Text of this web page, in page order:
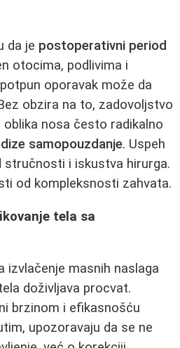
da je postoperativni period
otocima, podlivima i
oporavak može da
obzira na to, zadovoljstvo
nosa često radikalno
samopouzdanje. Uspeh
i iskustva hirurga.
od kompleksnosti zahvata.
tela sa
izvlačenje masnih naslaga
doživljava procvat.
brzinom i efikasnošću
upozoravaju da se ne